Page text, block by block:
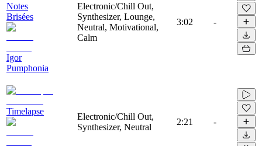
Notes
Brisées
Igor
Pumphonia
Electronic/Chill Out,
Synthesizer, Lounge,
Neutral, Motivational,
Calm
3:02 -
Timelapse
Electronic/Chill Out,
Synthesizer, Neutral
2:21 -